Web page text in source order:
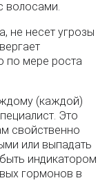
волосами.
не несет угрозы
по мере роста
(каждой)
Это
свойственно
или выпадать
индикатором
гормонов в